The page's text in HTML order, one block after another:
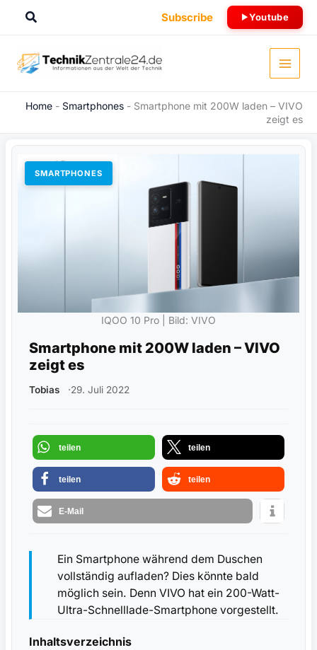
Suchen Subscribe Youtube
Home - Smartphones - Smartphone mit 200W laden – VIVO
zeigt es
SMARTPHONES
IQOO 10 Pro | Bild: VIVO
Smartphone mit 200W laden – VIVO
zeigt es
Tobias 29. Juli 2022
teilen teilen
teilen teilen
E-Mail
Ein Smartphone während dem Duschen
vollständig aufladen? Dies könnte bald
möglich sein. Denn VIVO hat ein 200-Watt-
Ultra-Schnelllade-Smartphone vorgestellt.
Inhaltsverzeichnis